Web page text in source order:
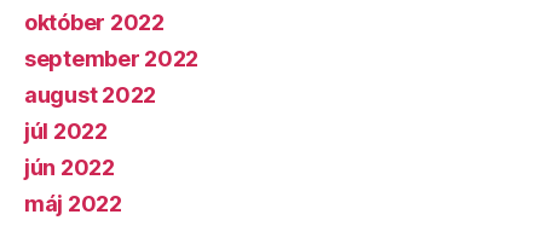
október 2022
september 2022
august 2022
júl 2022
jún 2022
máj 2022